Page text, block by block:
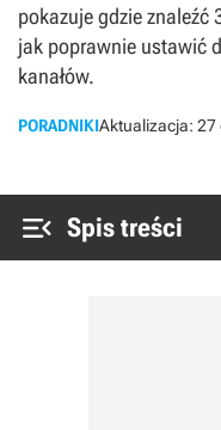
pokazuje gdzie znaleźć
jak poprawnie ustawić
kanałów.
PORADNIKIAktualizacja: 27
 Spis treści